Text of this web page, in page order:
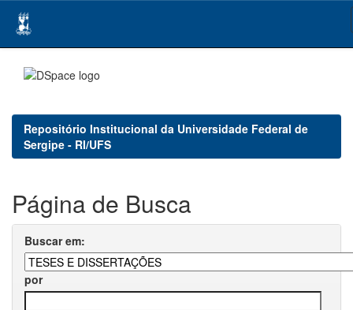
navigation
Repositório Institucional da Universidade Federal de
Sergipe - RI/UFS
Página de Busca
Buscar em:
por